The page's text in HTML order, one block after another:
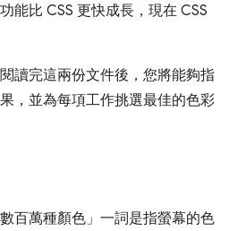
能比 CSS 更快成長，現在 CSS
讀完這兩份文件後，您將能夠指
，並為每項工作挑選最佳的色彩
百萬種顏色」一詞是指螢幕的色